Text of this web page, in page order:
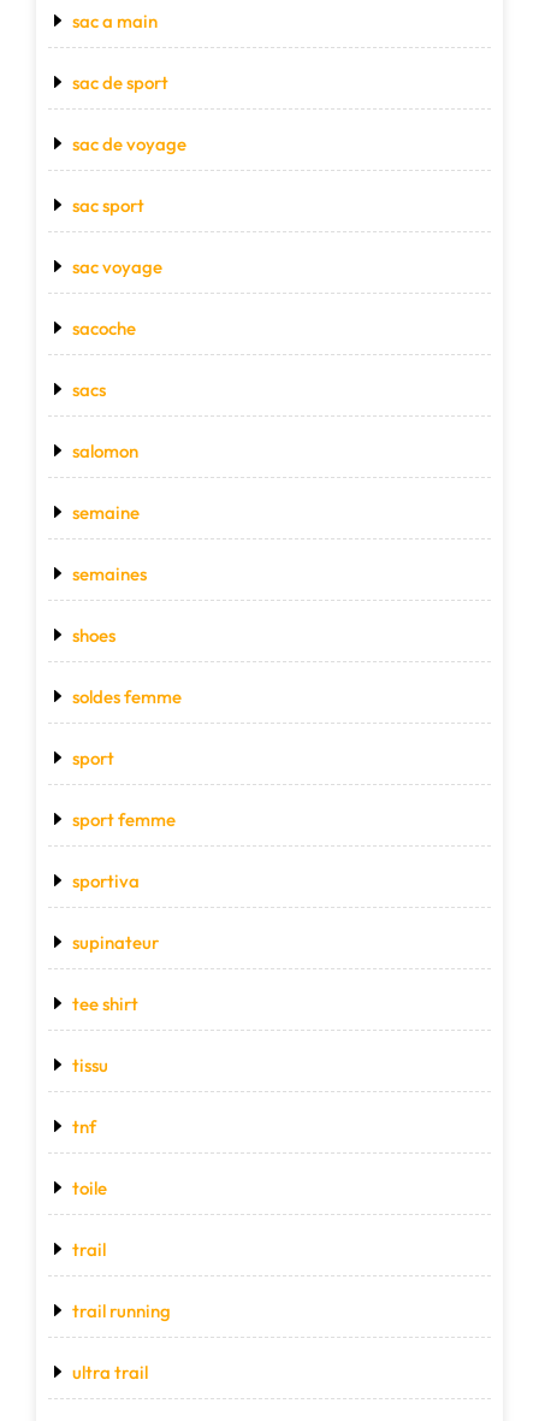
sac a main
sac de sport
sac de voyage
sac sport
sac voyage
sacoche
sacs
salomon
semaine
semaines
shoes
soldes femme
sport
sport femme
sportiva
supinateur
tee shirt
tissu
tnf
toile
trail
trail running
ultra trail